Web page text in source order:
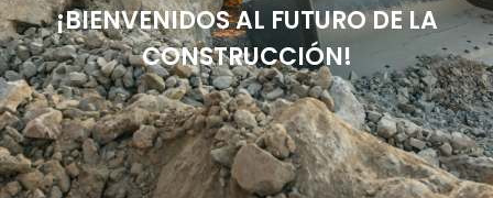
¡BIENVENIDOS AL FUTURO DE LA
CONSTRUCCIÓN!